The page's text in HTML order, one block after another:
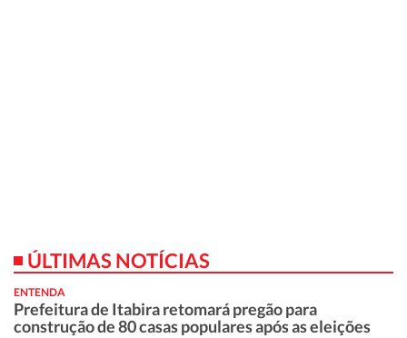
ÚLTIMAS NOTÍCIAS
ENTENDA
Prefeitura de Itabira retomará pregão para
construção de 80 casas populares após as eleições